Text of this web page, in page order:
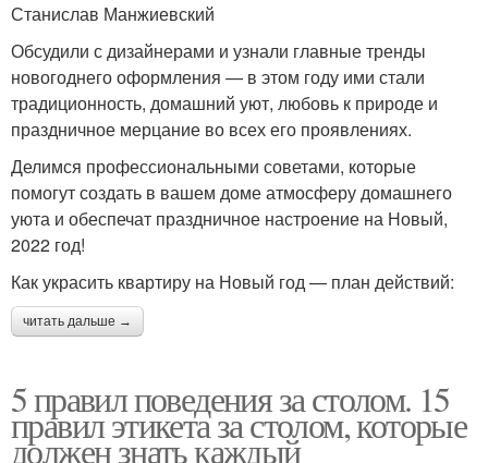
Станислав Манжиевский
Обсудили с дизайнерами и узнали главные тренды
новогоднего оформления — в этом году ими стали
традиционность, домашний уют, любовь к природе и
праздничное мерцание во всех его проявлениях.
Делимся профессиональными советами, которые
помогут создать в вашем доме атмосферу домашнего
уюта и обеспечат праздничное настроение на Новый,
2022 год!
Как украсить квартиру на Новый год — план действий:
читать дальше →
5 правил поведения за столом. 15
правил этикета за столом, которые
должен знать каждый